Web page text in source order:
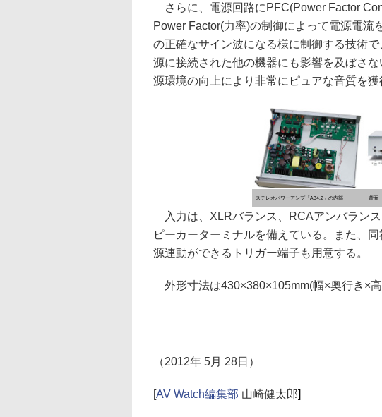
さらに、電源回路にPFC(Power Factor
Power Factor(力率)の制御によって電源電流
の正確なサイン波になる様に制御する技術
源に接続された他の機器にも影響を及ぼさ
源環境の向上により非常にピュアな音質を獲
ステレオパワーアンプ「A34.2」の内部 背面
入力は、XLRバランス、RCAアンバラン
ピーカーターミナルを備えている。また、
源連動ができるトリガー端子も用意する。
外形寸法は430×380×105mm(幅×奥行き×高
（2012年 5月 28日）
[AV Watch編集部 山崎健太郎]